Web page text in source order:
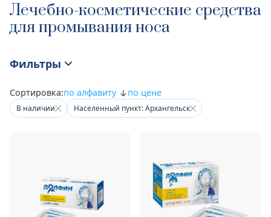
Лечебно-косметические средства
для промывания носа
Фильтры
Сортировка:по алфавиту по цене
В наличии Населенный пункт: Архангельск